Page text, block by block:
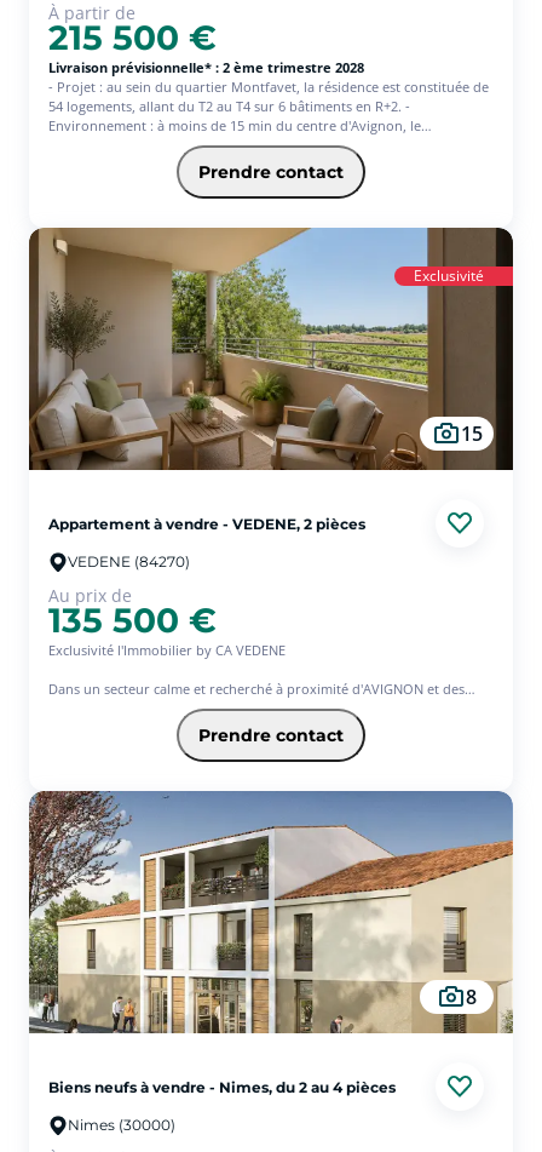
À partir de
215 500 €
Livraison prévisionnelle* : 2 ème trimestre 2028
- Projet : au sein du quartier Montfavet, la résidence est constituée de
54 logements, allant du T2 au T4 sur 6 bâtiments en R+2. -
Environnement : à moins de 15 min du centre d'Avignon, le
programme se trouve à proximité des services et commerces : épicerie
50m, pharmacie 170m, marché 600m, supermarché Spar 600m, Poste
600m, boulangerie 800m, piscine municipale 450m, stade de la
Martelle 550m, de la maternelle au collège à moins de 10 min à pied,
7 à 8 min en voiture. Côtés transports : arrêt de bus (ligne 12 et 13) à
moins de 300m, gare SNCF d'Avignon-Montfavet à 850m, A7 à 12 min
Prendre contact
Exclusivité
15
Appartement à vendre - VEDENE, 2 pièces
VEDENE (84270)
Au prix de
135 500 €
Exclusivité l'Immobilier by CA VEDENE
Dans un secteur calme et recherché à proximité d'AVIGNON et des
commodités, découvrez cette adorable appartement 2 pièces
lumineux avec terrasse dans une résidence sécurisée à Vedène
Situé dans une résidence sécurisée, cet appartement de 44m² au 1er
Il se compose d'une entrée avec placards, d'un séjour lumineux
donnant sur une terrasse de 13m² avec vue sur les vignes idéal pour
profiter des beaux jours, d'une cuisine aménagée ouverte, une
chambre spacieuse avec placards et sa salle de bain équipée d'une
baignoire.
LES PLUS :
- Fenêtres PVC double vitrage, volets roulants manuels, chaudière gaz
individuelle, fibre optique, etc...
- résidence sécurisé par portail électrique et entrée au bâtiment avec
un badge
- appartement vendu loué afin d'assurer un revenu locatif
- proche des commodités : commerces, collège et écoles, autoroute A7,
- 2 places de parking privées dans la résidence
Contactez moi pour une visite!!!
Prendre contact
8
Biens neufs à vendre - Nimes, du 2 au 4 pièces
Nimes (30000)